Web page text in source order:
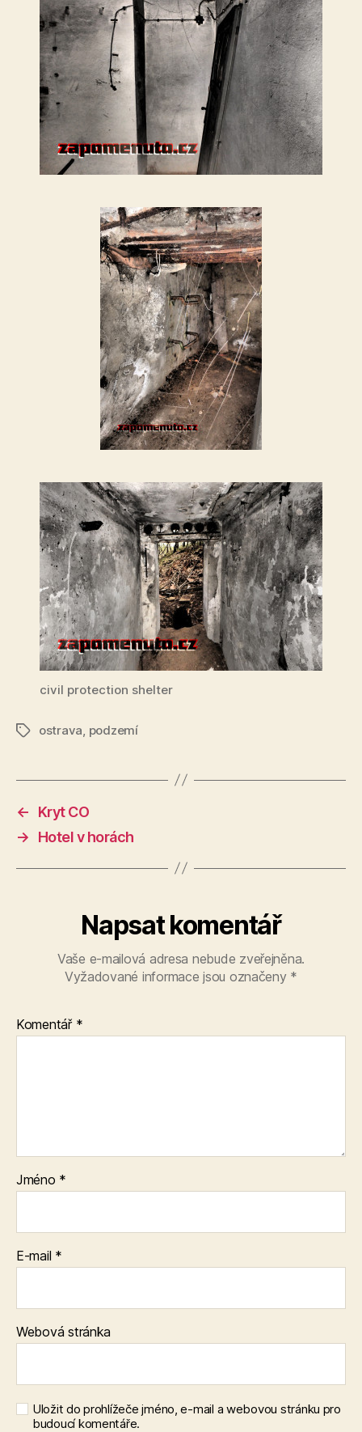
civil protection shelter
Štítkyostrava, podzemí
←
Kryt CO
→
Hotel v horách
Napsat komentář
Vaše e-mailová adresa nebude zveřejněna.
Vyžadované informace jsou označeny *
Komentář *
Jméno *
E-mail *
Webová stránka
Uložit do prohlížeče jméno, e-mail a webovou stránku pro
budoucí komentáře.